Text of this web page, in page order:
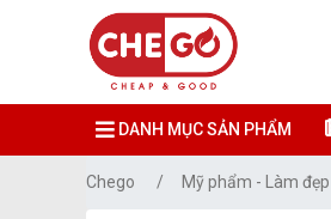
DANH MỤC SẢN PHẨM
Chego Mỹ phẩm - Làm đẹp